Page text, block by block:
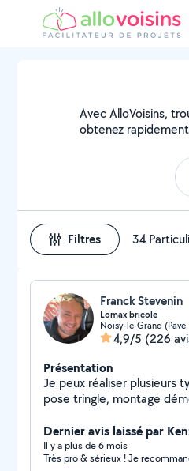
Avec AlloVoisins,
obtenez
Filtres 34
Franck Stevenin
Lomax bricole
Noisy-le-Grand
4,9/5 (226
Présentation
Je peux réaliser plusieurs types de
pose tringle, montage
ou demandes particulières
et assez outillé. Dispo le
ends, je fais cela en
Dernier avis laissé par
Il y a plus de 6 mois
Très pro & sérieux ! Je